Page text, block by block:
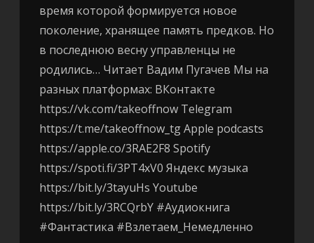
время которой формируется новое
поколение, хранящее память предков. Но
в последнюю весну управленцы не
родились… Читает Вадим Пугачев Мы на
разных платформах: ВКонтакте
https://vk.com/takeoffnow Telegram
https://t.me/takeoffnow_tg Apple podcasts
https://apple.co/3RAE2F8 Spotify
https://spoti.fi/3PT4xV0 Яндекс музыка
https://bit.ly/3tayuHs Youtube
https://bit.ly/3RCQrbY #Аудиокнига
#Фантастика #Взлетаем_Немедленно